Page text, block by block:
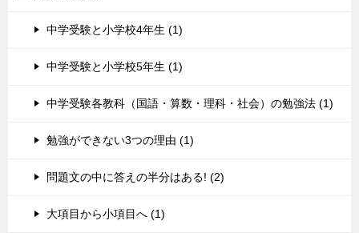
中学受験と小学校4年生 (1)
中学受験と小学校5年生 (1)
中学受験各教科（国語・算数・理科・社会）の勉強法 (1)
勉強ができない3つの理由 (1)
問題文の中に答えの半分はある! (2)
大項目から小項目へ (1)